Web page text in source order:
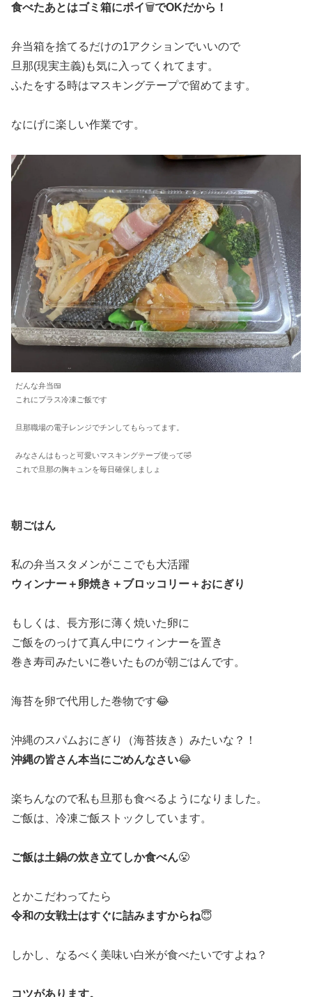
食べたあとはゴミ箱にポイ🗑️でOKだから！
弁当箱を捨てるだけの1アクションでいいので
旦那(現実主義)も気に入ってくれてます。
ふたをする時はマスキングテープで留めてます。
なにげに楽しい作業です。
だんな弁当🍱
これにプラス冷凍ご飯です
旦那職場の電子レンジでチンしてもらってます。
みなさんはもっと可愛いマスキングテープ使って🤣
これで旦那の胸キュンを毎日確保しましょ
朝ごはん
私の弁当スタメンがここでも大活躍
ウィンナー＋卵焼き＋ブロッコリー＋おにぎり
もしくは、長方形に薄く焼いた卵に
ご飯をのっけて真ん中にウィンナーを置き
巻き寿司みたいに巻いたものが朝ごはんです。
海苔を卵で代用した巻物です😂
沖縄のスパムおにぎり（海苔抜き）みたいな？！
沖縄の皆さん本当にごめんなさい😂
楽ちんなので私も旦那も食べるようになりました。
ご飯は、冷凍ご飯ストックしています。
ご飯は土鍋の炊き立てしか食べん😤
とかこだわってたら
令和の女戦士はすぐに詰みますからね😇
しかし、なるべく美味い白米が食べたいですよね？
コツがあります。